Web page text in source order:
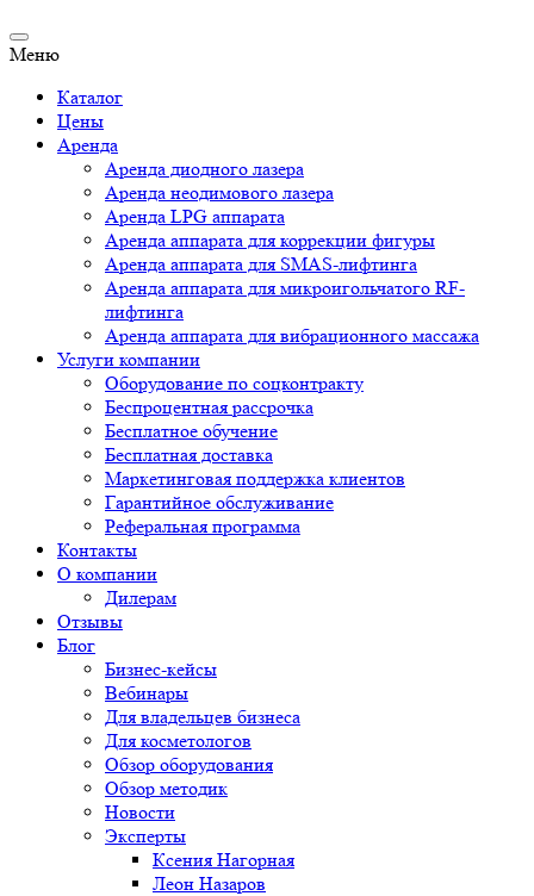
Меню
Каталог
Цены
Аренда
Аренда диодного лазера
Аренда неодимового лазера
Аренда LPG аппарата
Аренда аппарата для коррекции фигуры
Аренда аппарата для SMAS-лифтинга
Аренда аппарата для микроигольчатого RF-
лифтинга
Аренда аппарата для вибрационного массажа
Услуги компании
Оборудование по соцконтракту
Беспроцентная рассрочка
Бесплатное обучение
Бесплатная доставка
Маркетинговая поддержка клиентов
Гарантийное обслуживание
Реферальная программа
Контакты
О компании
Дилерам
Отзывы
Блог
Бизнес-кейсы
Вебинары
Для владельцев бизнеса
Для косметологов
Обзор оборудования
Обзор методик
Новости
Эксперты
Ксения Нагорная
Леон Назаров